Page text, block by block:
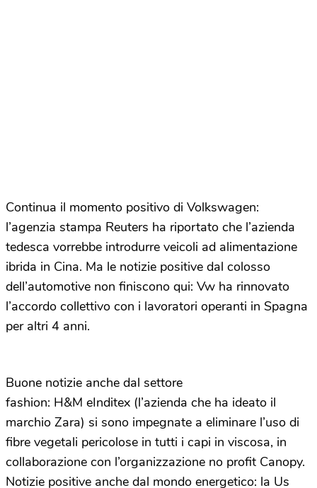
Continua il momento positivo di Volkswagen:
l’agenzia stampa Reuters ha riportato che l’azienda
tedesca vorrebbe introdurre veicoli ad alimentazione
ibrida in Cina. Ma le notizie positive dal colosso
dell’automotive non finiscono qui: Vw ha rinnovato
l’accordo collettivo con i lavoratori operanti in Spagna
per altri 4 anni.
Buone notizie anche dal settore
fashion: H&M eInditex (l’azienda che ha ideato il
marchio Zara) si sono impegnate a eliminare l’uso di
fibre vegetali pericolose in tutti i capi in viscosa, in
collaborazione con l’organizzazione no profit Canopy.
Notizie positive anche dal mondo energetico: la Us